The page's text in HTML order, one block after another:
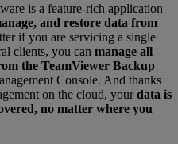
is a feature-rich application
and restore data from
if you are servicing a single
clients, you can manage all
the TeamViewer Backup
Console. And thanks
on the cloud, yourdata is
no matter where you